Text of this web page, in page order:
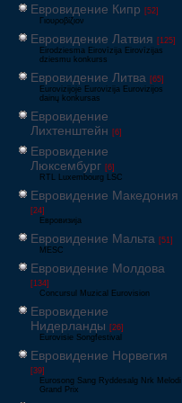
Евровидение Кипр [52]
Γιουροβίζιον
Евровидение Латвия [125]
Eirodziesma Eirovīzija Eirovīzijas
dziesmu konkurss
Евровидение Литва [65]
Eurovizijoje Eurovizija Eurovizijos
dainų konkursas
Евровидение
Лихтенштейн [6]
Евровидение
Люксембург [6]
RTL Luxembourg LSC
Евровидение Македония
[24]
Евровизија
Евровидение Мальта [51]
MESC
Евровидение Молдова
[134]
Concursul Muzical Eurovision
Евровидение
Нидерланды [26]
Eurovisie Songfestival
Евровидение Норвегия
[39]
Eurosong Sang Ryddesalg Nrk Melodi
Grand Prix